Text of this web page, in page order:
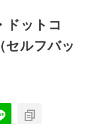
ドットコ
セルフバッ